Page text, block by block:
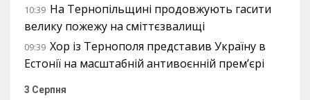
10:39 На Тернопільщині продовжують гасити
велику пожежу на сміттєзвалищі
09:39 Хор із Тернополя представив Україну в
Естонії на масштабній антивоєнній прем’єрі
3 Серпня